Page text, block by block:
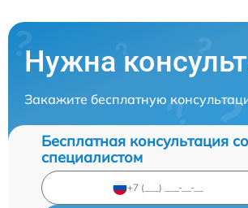
Нужна
Закажите бесплатную
Бесплатная консультация со
специалистом